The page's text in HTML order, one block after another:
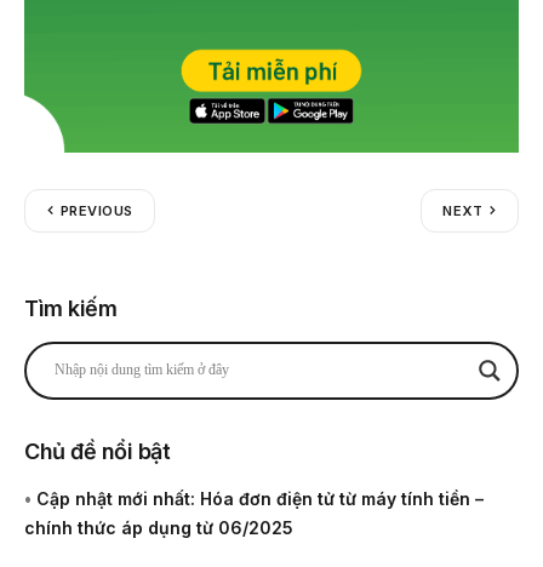
PREVIOUS NEXT
Tìm kiếm
Chủ đề nổi bật
• Cập nhật mới nhất: Hóa đơn điện tử từ máy tính tiền –
chính thức áp dụng từ 06/2025